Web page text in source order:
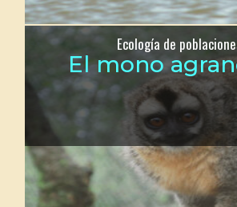
Ecología de
El mono